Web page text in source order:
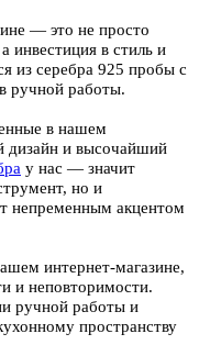
— это не просто
инвестиция в стиль и
из серебра 925 пробы с
ручной работы.
в нашем
дизайн и высочайший
у нас — значит
но и
непременным акцентом
интернет-магазине,
и неповторимости.
ручной работы и
пространству